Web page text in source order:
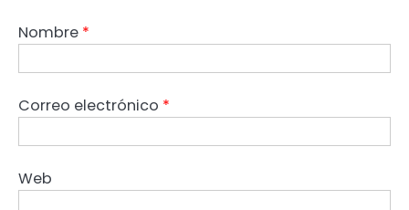
Nombre *
Correo electrónico *
Web